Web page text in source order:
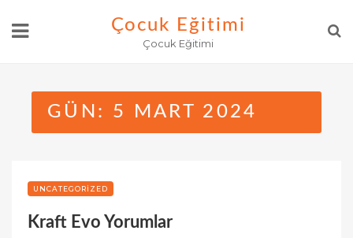
Çocuk Eğitimi
Çocuk Eğitimi
GÜN: 5 MART 2024
UNCATEGORIZED
Kraft Evo Yorumlar